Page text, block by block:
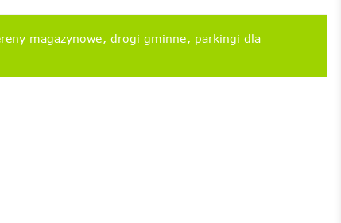
magazynowe drogi gminne parkingi dla